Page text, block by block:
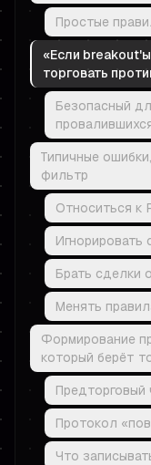
Простые
«Если
торговать
Безопасный
Типичные
фильтр
Относиться к
Игнорировать
Брать сделки
Менять
Формирование
который берёт
Предторговый
Протокол
Что